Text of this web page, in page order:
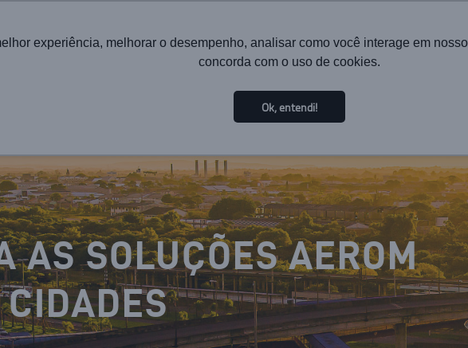
experiência, melhorar o desempenho, analisar como você interage em
concorda com o uso de cookies.
Ok, entendi!
INSTITUCIONAL TECNOLOGIA
AS SOLUÇÕES AEROM